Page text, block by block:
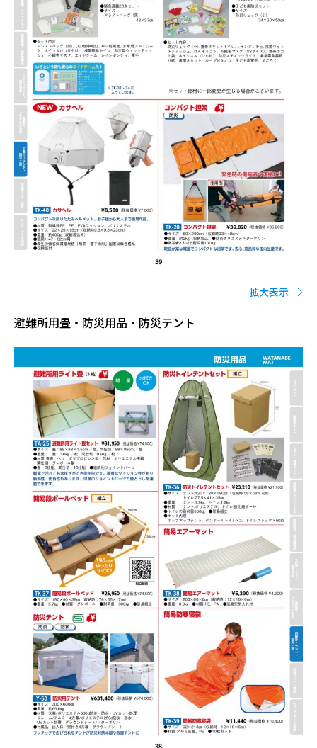
拡大表示
避難所用畳・防災用品・防災テント